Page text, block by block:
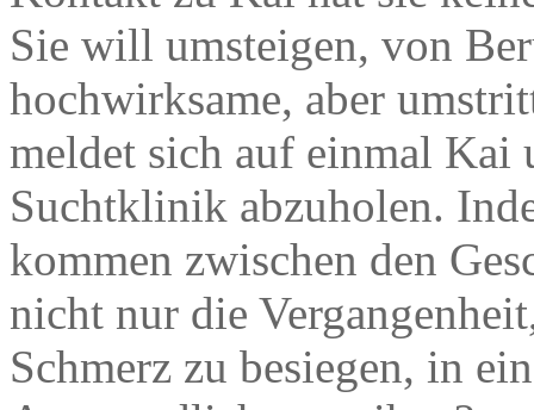
Sie will umsteigen, von
hochwirksame, aber
meldet sich auf einmal Kai
Suchtklinik abzuholen.
kommen zwischen den
nicht nur die
Schmerz zu besiegen, in